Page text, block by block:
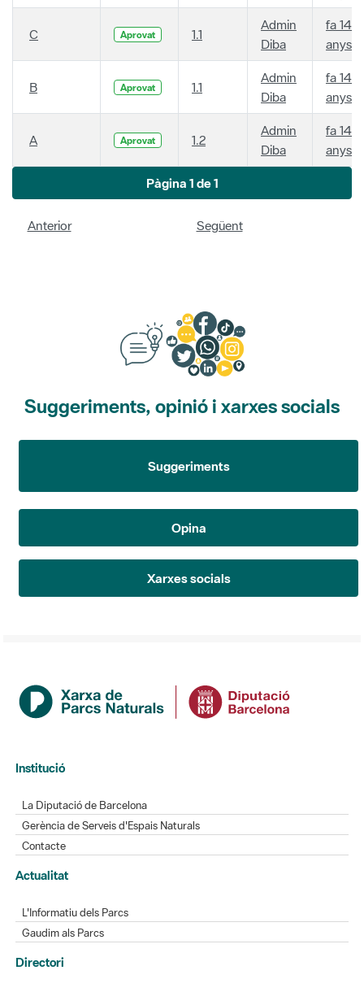
C Aprovat 1.1
Admin
Diba
fa 14
anys
B Aprovat 1.1
Admin
Diba
fa 14
anys
A Aprovat 1.2
Admin
Diba
fa 14
anys
Pàgina 1 de 1
Anterior Següent
Suggeriments, opinió i xarxes socials
Suggeriments
Opina
Xarxes socials
Institució
La Diputació de Barcelona
Gerència de Serveis d'Espais Naturals
Contacte
Actualitat
L'Informatiu dels Parcs
Gaudim als Parcs
Directori